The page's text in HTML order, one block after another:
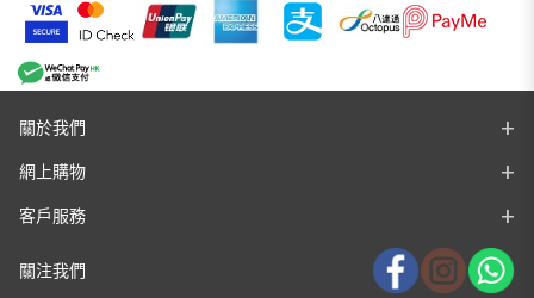
關於我們
網上購物
客戶服務
關注我們